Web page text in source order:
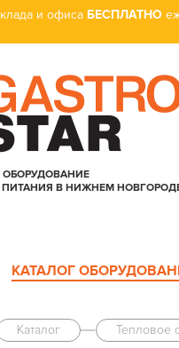
и офиса БЕСПЛАТНО
ОБОРУДОВАНИЕ
В НИЖНЕМ
КАТАЛОГ
Каталог Тепловое